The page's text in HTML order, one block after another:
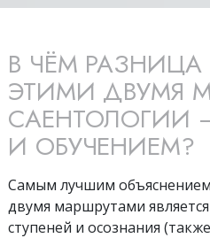
В ЧЁМ
ЭТИМИ ДВУМЯ
САЕНТОЛОГИИ
И ОБУЧЕНИЕМ?
Самым лучшим
двумя маршрутами
ступеней и осознания